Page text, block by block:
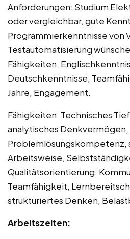
Anforderungen: Studium
oder vergleichbar, gute
Programmierkenntnisse von
Testautomatisierung
Fähigkeiten,
Deutschkenntnisse,
Jahre, Engagement.
Fähigkeiten: Technisches
analytisches Denkvermögen,
Problemlösungskompetenz,
Arbeitsweise,
Qualitätsorientierung,
Teamfähigkeit,
strukturiertes Denken,
Arbeitszeiten: